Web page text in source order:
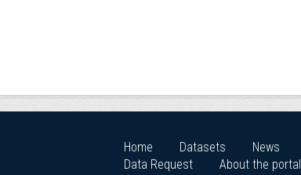
Home Datasets News
Data Request
About the portal